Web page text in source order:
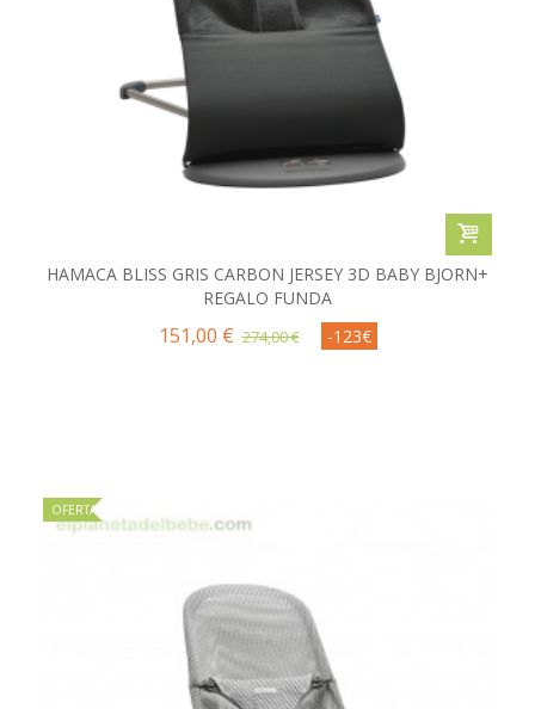
HAMACA BLISS GRIS CARBON JERSEY 3D BABY BJORN+
REGALO FUNDA
151,00 € 274,00 € -123€
OFERTA